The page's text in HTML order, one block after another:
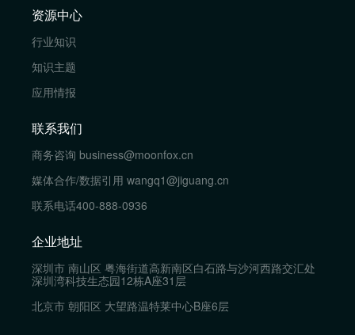
资源中心
行业知识
知识主题
应用情报
联系我们
商务咨询 business@moonfox.cn
媒体合作/数据引用 wangq1@jiguang.cn
联系电话400-888-0936
企业地址
深圳市 南山区 粤海街道高新南区白石路与沙河西路交汇处
深圳湾科技生态园12栋A座31层
北京市 朝阳区 大望路温特莱中心B座6层